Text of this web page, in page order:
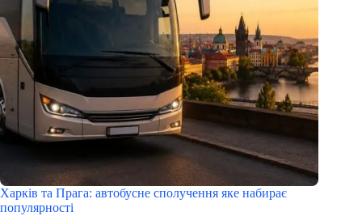
Харків та Прага: автобусне сполучення яке набирає
популярності